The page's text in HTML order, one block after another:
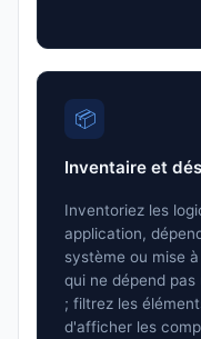
📦
Inventaire et
Inventoriez les
application,
système ou mise
qui ne dépend pas
; filtrez les
d'afficher les